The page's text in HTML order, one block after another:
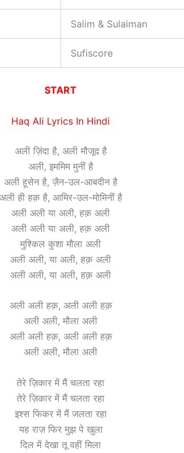
Salim & Sulaiman
Sufiscore
START
Haq Ali Lyrics In Hindi
अली ज़िंदा है, अली मौजूद है
अली, इममिम मुनीं है
अली हूसेन है, ज़ैन-उल-आबदीन है
अली ही हक़ है, आमिर-उल-मोमिनीं है
अली अली या अली, हक़ अली
अली अली या अली, हक़ अली
मुश्किल कुशा मौला अली
अली अली, या अली, हक़ अली
अली अली, या अली, हक़ अली
अली अली हक़, अली अली हक़
अली अली, मौला अली
अली अली हक़, अली अली हक़
अली अली, मौला अली
तेरे ज़िकार में मैं चलता रहा
तेरे ज़िकार में मैं चलता रहा
इश्स फिकर में मैं जलता रहा
यह राज़ फिर मुझ पे खुला
दिल में देखा तू वहीं मिला